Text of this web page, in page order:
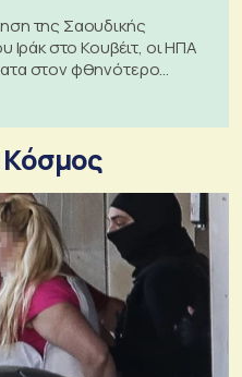
της Σαουδικής
Ιράκ στο Κουβέιτ, οι ΗΠΑ
στον φθηνότερο